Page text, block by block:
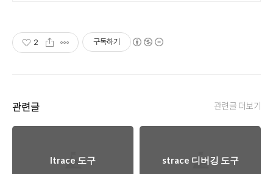
2 구독하기
관련글 관련글 더보기
ltrace 도구 strace 디버깅 도구